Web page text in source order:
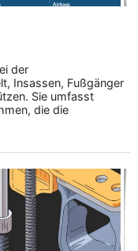
der
Insassen, Fußgänger
Sie umfasst
die die